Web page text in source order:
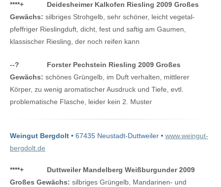
****+
Deidesheimer Kalkofen Riesling 2009 Großes
Gewächs: silbriges Strohgelb, sehr schöner, leicht vegetal-
pfeffriger Rieslingduft, dicht, fest und saftig am Gaumen,
klassischer Riesling, der noch reifen kann
--?
Forster Pechstein Riesling 2009 Großes
Gewächs: schönes Grüngelb, im Duft verhalten, mittlerer
Körper, zu wenig aromatischer Ausdruck und Tiefe, evtl.
problematische Flasche, leider kein 2. Muster
Weingut Bergdolt • 67435 Neustadt-Duttweiler • www.weingut-
bergdolt.de
****+
Duttweiler Mandelberg Weißburgunder 2009
Großes Gewächs: silbriges Grüngelb, Mandarinen- und